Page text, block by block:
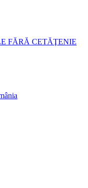
FĂRĂ CETĂŢENIE